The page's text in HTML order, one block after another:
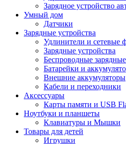
Зарядное устройство
Умный дом
Датчики
Зарядные устройства
Удлинители и сетевые
Зарядные устройства
Беспроводные
Батарейки и
Внешние аккумуляторы
Кабели и переходники
Аксессуары
Карты памяти и USB
Ноутбуки и планшеты
Клавиатуры и Мышки
Товары для детей
Игрушки